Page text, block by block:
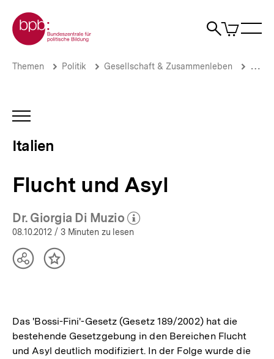
zum
Seiteninhalt
springen
Zur Startseite der bpb
Suche
Artikel
im
Flucht
Italien
bpb.de
Brotkrümelnavigation
Pfadnavigation
Themen Politik Gesellschaft & Zusammenleben
INHALTSNAVIGATION
Italien
Flucht und Asyl
Dr. Giorgia Di Muzio
(Mehr zum Autor)
öffnen
08.10.2012 / 3 Minuten zu lesen
TeilenInhalt
Das 'Bossi-Fini'-Gesetz (Gesetz 189/2002) hat die
bestehende Gesetzgebung in den Bereichen Flucht
und Asyl deutlich modifiziert. In der Folge wurde die